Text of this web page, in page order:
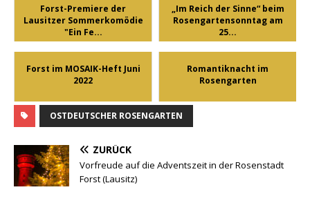
Forst-Premiere der
Lausitzer Sommerkomödie
"Ein Fe...
„Im Reich der Sinne“ beim
Rosengartensonntag am
25...
Forst im MOSAIK-Heft Juni
2022
Romantiknacht im
Rosengarten
OSTDEUTSCHER ROSENGARTEN
ZURÜCK
Vorfreude auf die Adventszeit in der Rosenstadt
Forst (Lausitz)